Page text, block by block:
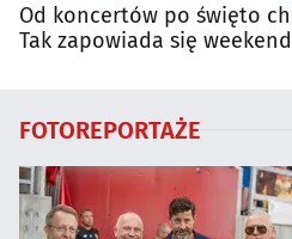
Od koncertów po święto
Tak zapowiada się
FOTOREPORTAŻE